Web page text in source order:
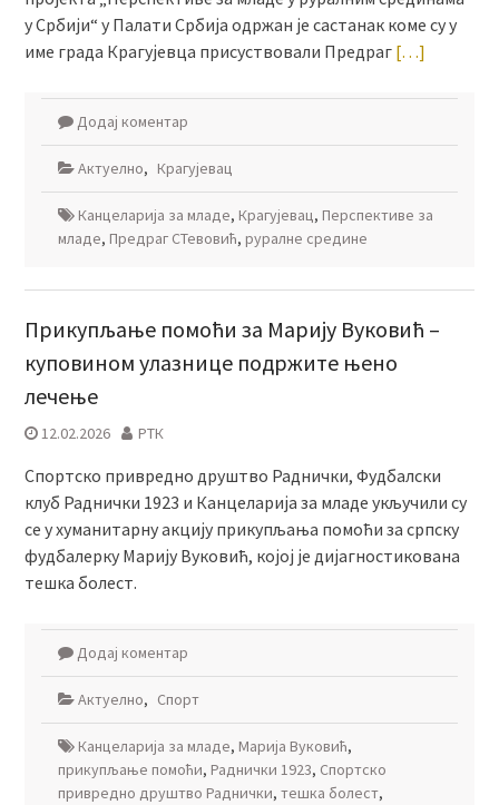
у Србији“ у Палати Србијa одржан је састанак коме су у
име града Крагујевца присуствовали Предраг […]
Додај коментар
Актуелно, Крагујевац
Канцеларија за младе, Крагујевац, Перспективе за
младе, Предраг СТевовић, руралне средине
Прикупљање помоћи за Марију Вуковић –
куповином улазнице подржите њено
лечење
12.02.2026 РТК
Спортско привредно друштво Раднички, Фудбалски
клуб Раднички 1923 и Канцеларија за младе укључили су
се у хуманитарну акцију прикупљања помоћи за српску
фудбалерку Марију Вуковић, којој је дијагностикована
тешка болест.
Додај коментар
Актуелно, Спорт
Канцеларија за младе, Марија Вуковић,
прикупљање помоћи, Раднички 1923, Спортско
привредно друштво Раднички, тешка болест,